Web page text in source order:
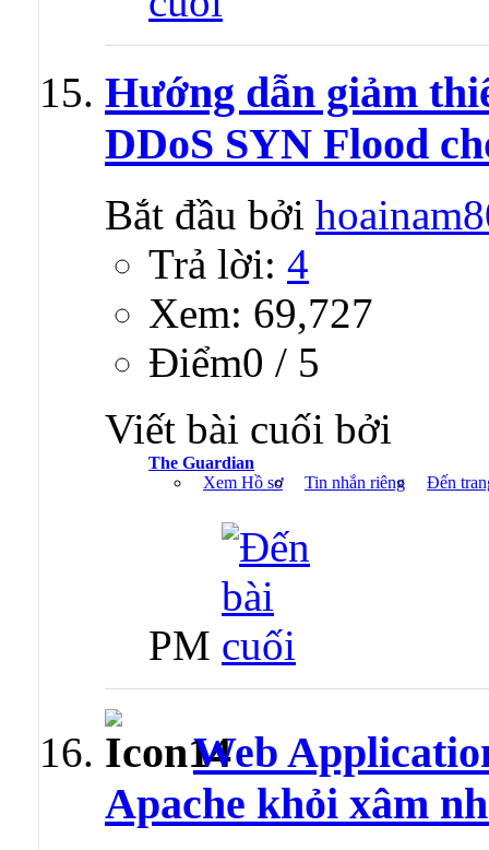
Hướng dẫn giảm
DDoS SYN Flood
Bắt đầu bởi
Trả lời: 4
Xem: 69,727
Ðiểm0 / 5
Viết bài cuối bởi
The Guardian
Xem Hồ sơ
Tin nhắn riêng Đến
PM
Web
Apache khỏi xâm